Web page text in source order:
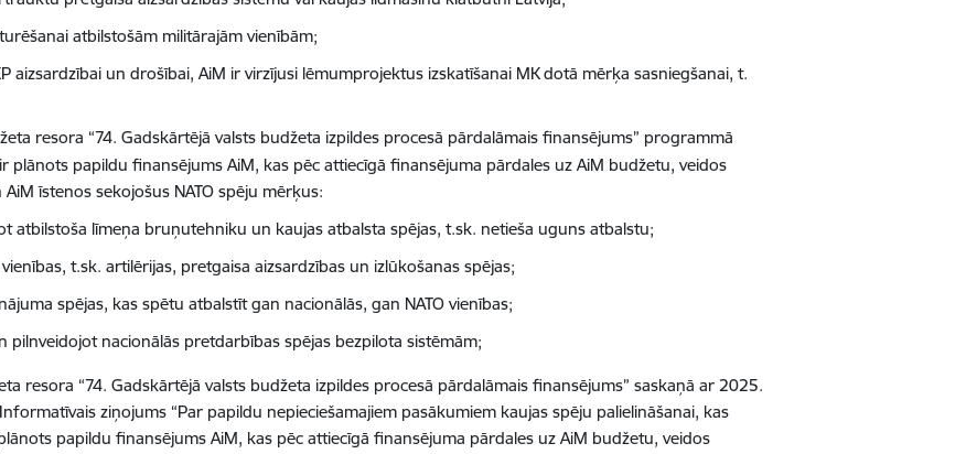
atbilstošām militārajām vienībām;
aizsardzībai un drošībai, AiM ir virzījusi lēmumprojektus izskatīšanai MK dotā mērķa sasniegšanai, t.
resora “74. Gadskārtējā valsts budžeta izpildes procesā pārdalāmais finansējums” programmā
plānots papildu finansējums AiM, kas pēc attiecīgā finansējuma pārdales uz AiM budžetu, veidos
AiM īstenos sekojošus NATO spēju mērķus:
līmeņa bruņutehniku un kaujas atbalsta spējas, t.sk. netieša uguns atbalstu;
t.sk. artilērijas, pretgaisa aizsardzības un izlūkošanas spējas;
spējas, kas spētu atbalstīt gan nacionālās, gan NATO vienības;
nacionālās pretdarbības spējas bezpilota sistēmām;
resora “74. Gadskārtējā valsts budžeta izpildes procesā pārdalāmais finansējums” saskaņā ar 2025.
ziņojums “Par papildu nepieciešamajiem pasākumiem kaujas spēju palielināšanai, kas
papildu finansējums AiM, kas pēc attiecīgā finansējuma pārdales uz AiM budžetu, veidos